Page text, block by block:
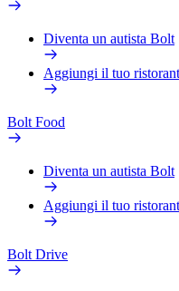
Diventa un autista Bolt
Aggiungi il tuo
Bolt Food
Diventa un autista Bolt
Aggiungi il tuo
Bolt Drive